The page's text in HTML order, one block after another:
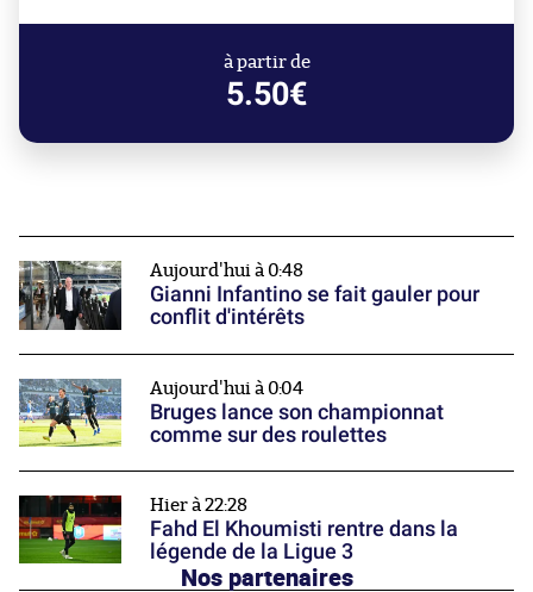
à partir de
5.50€
Aujourd'hui à 0:48
Gianni Infantino se fait gauler pour
conflit d'intérêts
Aujourd'hui à 0:04
Bruges lance son championnat
comme sur des roulettes
Hier à 22:28
Fahd El Khoumisti rentre dans la
légende de la Ligue 3
Nos partenaires